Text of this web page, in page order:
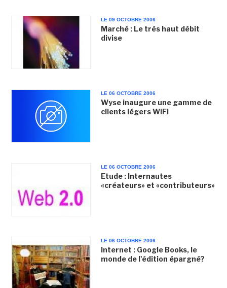
LE 09 OCTOBRE 2006
Marché : Le très haut débit
divise
LE 06 OCTOBRE 2006
Wyse inaugure une gamme de
clients légers WiFi
LE 06 OCTOBRE 2006
Etude : Internautes
«créateurs» et «contributeurs»
LE 06 OCTOBRE 2006
Internet : Google Books, le
monde de l'édition épargné?